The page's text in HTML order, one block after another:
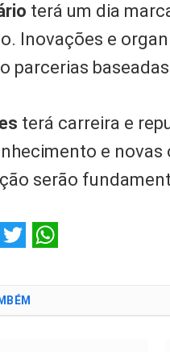
terá um dia
Inovações e
parcerias
terá carreira e
e novas
serão